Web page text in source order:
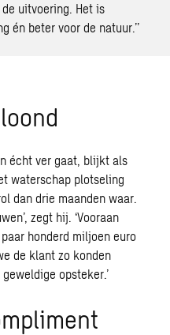
uitvoering. Het is
én beter voor de natuur.’’
écht ver gaat, blijkt als
waterschap plotseling
dan drie maanden waar.
zegt hij. ‘Vooraan
honderd miljoen euro
de klant zo konden
opsteker.’